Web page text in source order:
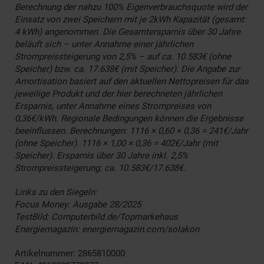
Berechnung der nahzu 100% Eigenverbrauchsquote wird der
Einsatz von zwei Speichern mit je 2kWh Kapazität (gesamt:
4 kWh) angenommen. Die Gesamtersparnis über 30 Jahre
beläuft sich – unter Annahme einer jährlichen
Strompreissteigerung von 2,5% – auf ca. 10.583€ (ohne
Speicher) bzw. ca. 17.638€ (mit Speicher). Die Angabe zur
Amortisation basiert auf den aktuellen Nettopreisen für das
jeweilige Produkt und der hier berechneten jährlichen
Ersparnis, unter Annahme eines Strompreises von
0,36€/kWh. Regionale Bedingungen können die Ergebnisse
beeinflussen. Berechnungen: 1116 × 0,60 × 0,36 = 241€/Jahr
(ohne Speicher). 1116 × 1,00 × 0,36 = 402€/Jahr (mit
Speicher). Ersparnis über 30 Jahre inkl. 2,5%
Strompreissteigerung: ca. 10.583€/17.638€.
Links zu den Siegeln:
Focus Money: Ausgabe 28/2025
TestBild: Computerbild.de/Topmarkehaus
Energiemagazin: energiemagazin.com/solakon
Artikelnummer: 2865810000